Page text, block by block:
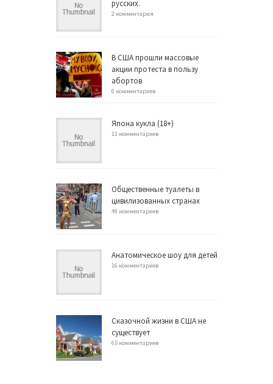
русских.
2 комментария
В США прошли массовые
акции протеста в пользу
абортов
0 комментариев
Япона кукла (18+)
11 комментариев
Общественные туалеты в
цивилизованных странах
49 комментариев
Анатомическое шоу для детей
16 комментариев
Сказочной жизни в США не
существует
65 комментариев